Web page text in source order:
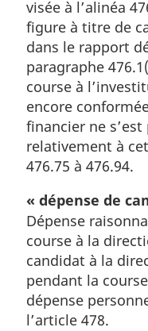
visée à l’alinéa
figure à titre de
dans le rapport
paragraphe
course à
encore
financier ne
relativement à
476.75 à 476.94.
« dépense de
Dépense
course à la
candidat à la
pendant la
dépense
l’article 478.